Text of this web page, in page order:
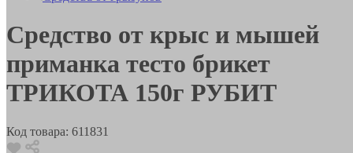
Средство от крыс и мышей
приманка тесто брикет
ТРИКОТА 150г РУБИТ
Код товара: 611831